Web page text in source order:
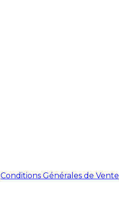
Conditions Générales de Vente